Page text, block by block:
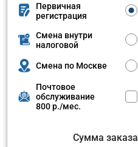
Первичная
регистрация
Смена внутри
налоговой
Смена по Москве
Почтовое
обслуживание
800 р./мес.
Сумма заказа